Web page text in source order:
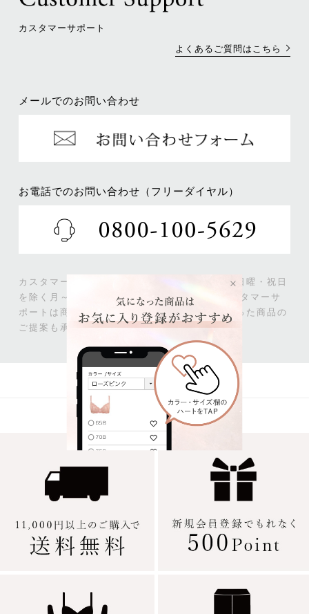
カスタマーサポート
よくあるご質問はこちら
メールでのお問い合わせ
お電話でのお問い合わせ（フリーダイヤル）
カスタマーサポートの営業は《10:00～18:00 日曜・祝日
を除く月～土曜日》となっております。
当カスタマーサ
ポートは商品のご相談だけでなく、お客様に沿った商品の
ご提案も承っております。